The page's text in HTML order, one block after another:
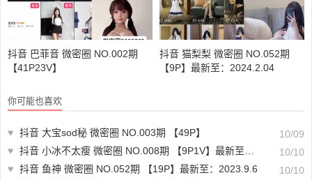
抖音 巴菲音 微密圈 NO.002期
【41P23V】
抖音 猫梨梨 微密圈 NO.052期
【9P】最新至：2024.2.04
你可能也喜欢
♥ 抖音 大宝sod秘 微密圈 NO.003期 【49P】
10/09
♥ 抖音 小冰不太瘦 微密圈 NO.008期 【9P1V】最新至：2023.6.19
10/10
♥ 抖音 鱼神 微密圈 NO.052期 【19P】最新至：2023.9.6
10/10